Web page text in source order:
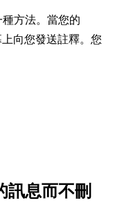
方法。當您的
向您發送註釋。您
訊息而不刪